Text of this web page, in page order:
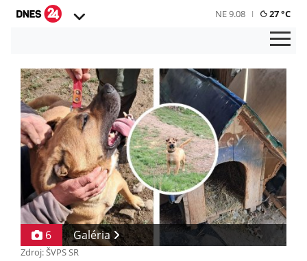
NE 9.08 27 °C
6 Galéria
Zdroj: ŠVPS SR